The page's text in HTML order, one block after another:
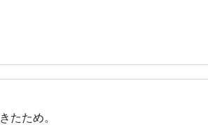
たため。